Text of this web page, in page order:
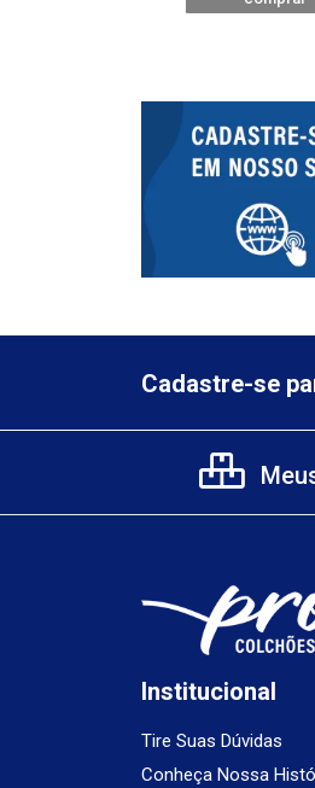
Cadastre-se
Institucional
Tire Suas Dúvidas
Conheça Nossa